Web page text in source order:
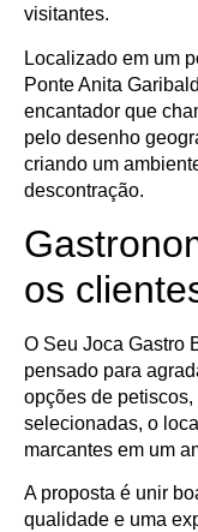
visitantes.
Localizado em um
Ponte Anita
encantador que
pelo desenho
criando um
descontração.
os
O Seu Joca Gastro
pensado para
opções de
selecionadas, o
marcantes em um
A proposta é unir
qualidade e uma